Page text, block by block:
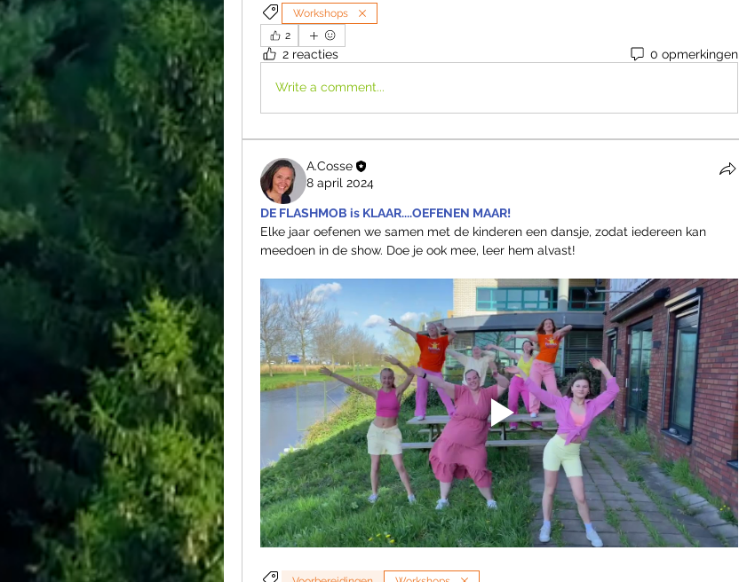
Workshops
2
2 reacties 0 opmerkingen
Write a comment...
A.Cosse
8 april 2024
DE FLASHMOB is KLAAR....OEFENEN MAAR!
Elke jaar oefenen we samen met de kinderen een dansje, zodat iedereen kan
meedoen in de show. Doe je ook mee, leer hem alvast!